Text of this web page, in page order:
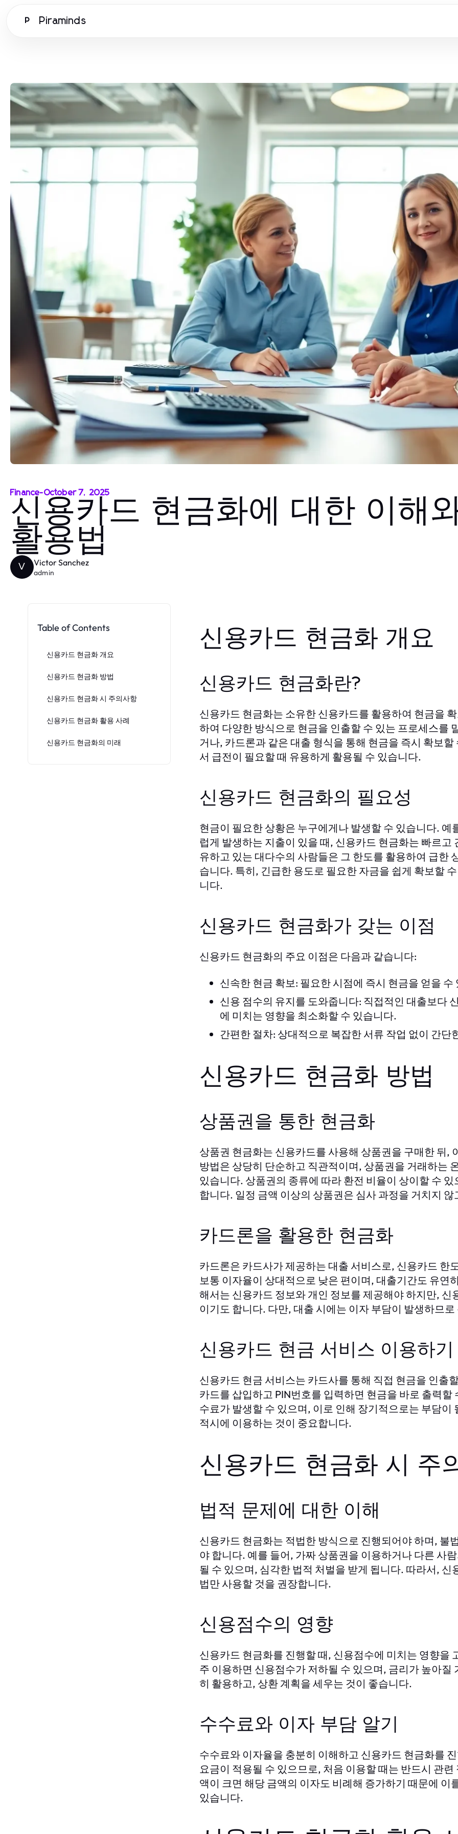
P Piraminds
Finance-October 7, 2025
신용카드 현금화에 대한 이해
활용법
V Victor Sanchez
admin
Table of Contents
신용카드 현금화 개요
신용카드 현금화 방법
신용카드 현금화 시 주의사항
신용카드 현금화 활용 사례
신용카드 현금화의 미래
신용카드 현금화 개요
신용카드 현금화란?
신용카드 현금화는 소유한 신용카드를 활용하여 현금을
하여 다양한 방식으로 현금을 인출할 수 있는 프로세스를
거나, 카드론과 같은 대출 형식을 통해 현금을 즉시 확보
서 급전이 필요할 때 유용하게 활용될 수 있습니다.
신용카드 현금화의 필요성
현금이 필요한 상황은 누구에게나 발생할 수 있습니다.
럽게 발생하는 지출이 있을 때, 신용카드 현금화는 빠르
유하고 있는 대다수의 사람들은 그 한도를 활용하여 급한
습니다. 특히, 긴급한 용도로 필요한 자금을 쉽게 확보할
니다.
신용카드 현금화가 갖는 이점
신용카드 현금화의 주요 이점은 다음과 같습니다:
신속한 현금 확보: 필요한 시점에 즉시 현금을 얻을 수
신용 점수의 유지를 도와줍니다: 직접적인 대출보다
에 미치는 영향을 최소화할 수 있습니다.
간편한 절차: 상대적으로 복잡한 서류 작업 없이 간
신용카드 현금화 방법
상품권을 통한 현금화
상품권 현금화는 신용카드를 사용해 상품권을 구매한 뒤,
방법은 상당히 단순하고 직관적이며, 상품권을 거래하는
있습니다. 상품권의 종류에 따라 환전 비율이 상이할 수
합니다. 일정 금액 이상의 상품권은 심사 과정을 거치지
카드론을 활용한 현금화
카드론은 카드사가 제공하는 대출 서비스로, 신용카드 한
보통 이자율이 상대적으로 낮은 편이며, 대출기간도 유연
해서는 신용카드 정보와 개인 정보를 제공해야 하지만,
이기도 합니다. 다만, 대출 시에는 이자 부담이 발생하므
신용카드 현금 서비스 이용하기
신용카드 현금 서비스는 카드사를 통해 직접 현금을 인출
카드를 삽입하고 PIN번호를 입력하면 현금을 바로 출력
수료가 발생할 수 있으며, 이로 인해 장기적으로는 부담
적시에 이용하는 것이 중요합니다.
신용카드 현금화 시 주
법적 문제에 대한 이해
신용카드 현금화는 적법한 방식으로 진행되어야 하며, 불
야 합니다. 예를 들어, 가짜 상품권을 이용하거나 다른 사
될 수 있으며, 심각한 법적 처벌을 받게 됩니다. 따라서,
법만 사용할 것을 권장합니다.
신용점수의 영향
신용카드 현금화를 진행할 때, 신용점수에 미치는 영향을
주 이용하면 신용점수가 저하될 수 있으며, 금리가 높아
히 활용하고, 상환 계획을 세우는 것이 좋습니다.
수수료와 이자 부담 알기
수수료와 이자율을 충분히 이해하고 신용카드 현금화를
요금이 적용될 수 있으므로, 처음 이용할 때는 반드시 관
액이 크면 해당 금액의 이자도 비례해 증가하기 때문에
있습니다.